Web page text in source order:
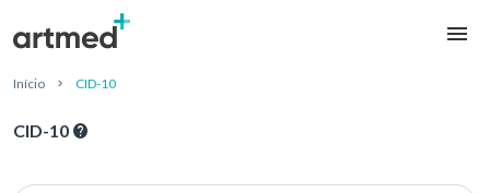
Início CID-10
CID-10